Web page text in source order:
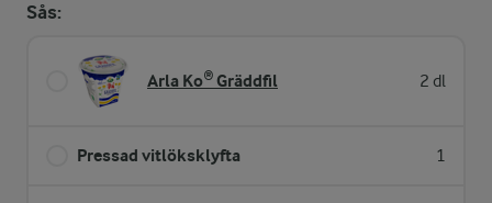
Sås:
Arla Ko® Gräddfil 2 dl
Pressad vitlöksklyfta 1